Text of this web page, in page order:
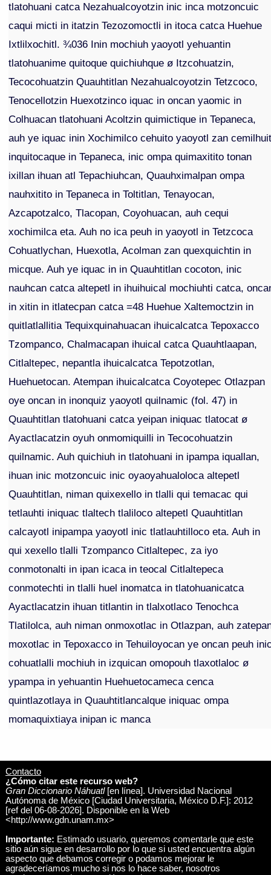
tlatohuani catca Nezahualcoyotzin inic inca motzoncuic
caqui micti in itatzin Tezozomoctli in itoca catca Huehue
Ixtlilxochitl. ¾036 Inin mochiuh yaoyotl yehuantin
tlatohuanime quitoque quichiuhque ø Itzcohuatzin,
Tecocohuatzin Quauhtitlan Nezahualcoyotzin Tetzcoco,
Tenocellotzin Huexotzinco iquac in oncan yaomic in
Colhuacan tlatohuani Acoltzin quimictique in Tepaneca,
auh ye iquac inin Xochimilco cehuito yaoyotl zan
inquitocaque in Tepaneca, inic ompa quimaxitito tonan
ixillan ihuan atl Tepachiuhcan, Quauhximalpan ompa
nauhxitito in Tepaneca in Toltitlan, Tenayocan,
Azcapotzalco, Tlacopan, Coyohuacan, auh cequi
xochimilca eta. Auh no ica peuh in yaoyotl in Tetzcoca
Cohuatlychan, Huexotla, Acolman zan quexquichtin in
micque. Auh ye iquac in in Quauhtitlan cocoton, inic
nauhcan catca altepetl in ihuihuical mochiuhti catca,
in xitin in itlatecpan catca =48 Huehue Xaltemoctzin in
quitlatlallitia Tequixquinahuacan ihuicalcatca Tepoxacco
Tzompanco, Chalmacapan ihuical catca Quauhtlaapan,
Citlaltepec, nepantla ihuicalcatca Tepotzotlan,
Huehuetocan. Atempan ihuicalcatca Coyotepec Otlazpan
oye oncan in inonquiz yaoyotl quilnamic (fol. 47) in
Quauhtitlan tlatohuani catca yeipan iniquac tlatocat ø
Ayactlacatzin oyuh onmomiquilli in Tecocohuatzin
quilnamic. Auh quichiuh in tlatohuani in ipampa iquallan,
ihuan inic motzoncuic inic oyaoyahualoloca altepetl
Quauhtitlan, niman quixexello in tlalli qui temacac qui
tetlauhti iniquac tlaltech tlaliloco altepetl Quauhtitlan
calcayotl inipampa yaoyotl inic tlatlauhtilloco eta. Auh in
qui xexello tlalli Tzompanco Citlaltepec, za iyo
conmotonalti in ipan icaca in teocal Citlaltepeca
conmotechti in tlalli huel inomatca in tlatohuanicatca
Ayactlacatzin ihuan titlantin in tlalxotlaco Tenochca
Tlatilolca, auh niman onmoxotlac in Otlazpan, auh
moxotlac in Tepoxacco in Tehuiloyocan ye oncan peuh
cohuatlalli mochiuh in izquican omopouh tlaxotlaloc ø
ypampa in yehuantin Huehuetocameca cenca
quintlazotlaya in Quauhtitlancalque iniquac ompa
momaquixtiaya inipan ic manca
Contacto
¿Cómo citar este recurso web?
Gran Diccionario Náhuatl[en línea]. Universidad Nacional
Autónoma de México [Ciudad Universitaria, México D.F.]: 2012
[ref del 06-08-2026]. Disponible en la Web
<http://www.gdn.unam.mx>
Importante: Estimado usuario, queremos comentarle que este
sitio aún sigue en desarrollo por lo que si usted encuentra algún
aspecto que debamos corregir o podamos mejorar le
agradeceríamos mucho si nos lo hace saber, nosotros